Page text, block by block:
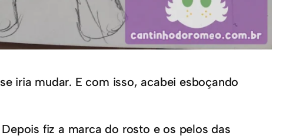
iria mudar. E com isso, acabei esboçando
fiz a marca do rosto e os pelos das